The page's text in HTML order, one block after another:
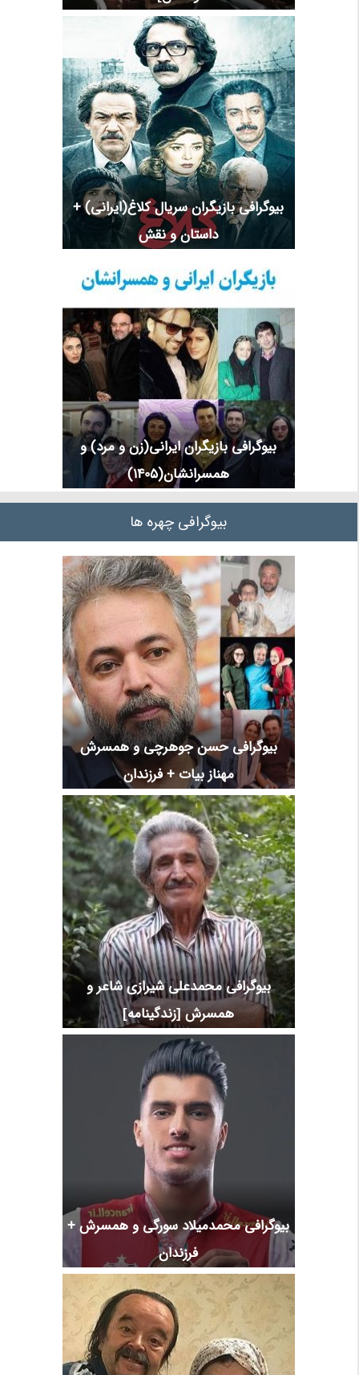
بیوگرافی بازیگران سریال کلاغ(ایرانی) +
داستان و نقش
بیوگرافی بازیگران ایرانی(زن و مرد) و
همسرانشان(1405)
بیوگرافی چهره ها
بیوگرافی حسن جوهرچی و همسرش
مهناز بیات + فرزندان
بیوگرافی محمدعلی شیرازی شاعر و
همسرش [زندگینامه]
بیوگرافی محمدمیلاد سورگی و همسرش +
فرزندان